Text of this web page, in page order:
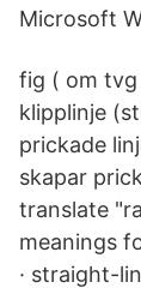
Microsoft
fig ( om tvg
klipplinje
prickade
skapar
translate
meanings
· straight-